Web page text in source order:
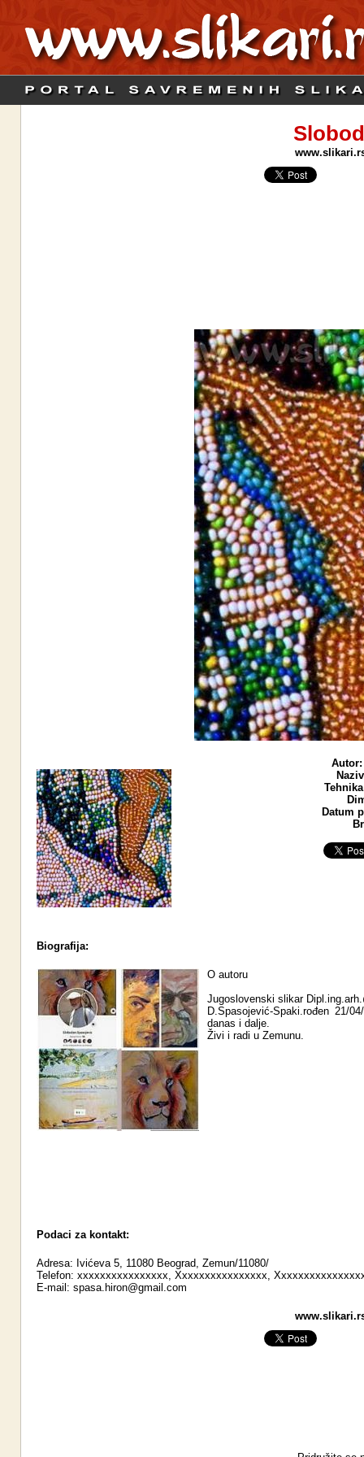
Autor:
Datum
Biografija:
O autoru
Jugoslovenski slikar
D.Spasojević-Spaki.rođen 21/
danas i dalje.
Živi i radi u Zemunu.
Podaci za kontakt:
Adresa: Ivićeva 5, 11080 Beograd, Zemun/11080/
Telefon: xxxxxxxxxxxxxxxx, Xxxxxxxxxxxxxxxx,
E-mail: spasa.hiron@gmail.com